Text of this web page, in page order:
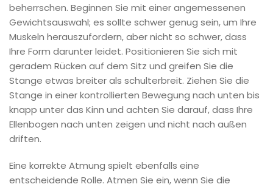
beherrschen. Beginnen Sie mit einer angemessenen
Gewichtsauswahl; es sollte schwer genug sein, um Ihre
Muskeln herauszufordern, aber nicht so schwer, dass
Ihre Form darunter leidet. Positionieren Sie sich mit
geradem Rücken auf dem Sitz und greifen Sie die
Stange etwas breiter als schulterbreit. Ziehen Sie die
Stange in einer kontrollierten Bewegung nach unten bis
knapp unter das Kinn und achten Sie darauf, dass Ihre
Ellenbogen nach unten zeigen und nicht nach außen
driften.
Eine korrekte Atmung spielt ebenfalls eine
entscheidende Rolle. Atmen Sie ein, wenn Sie die